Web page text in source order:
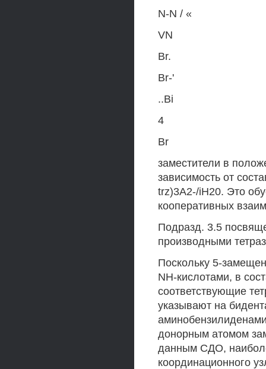
N-N / «
VN
Br.
Br-'
..Bi
4
Br
заместители в
зависимость от
trz)3A2-/iH20. Это
кооперативных
Подразд. 3.5
производными
Поскольку 5-
NH-кислотами, в
соответствующие
указывают на
донорным атомом
данным СДО,
координационного